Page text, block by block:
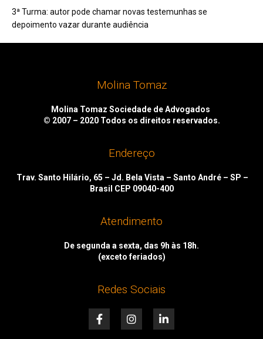
3ª Turma: autor pode chamar novas testemunhas se
depoimento vazar durante audiência
Molina Tomaz
Molina Tomaz Sociedade de Advogados
© 2007 – 2020 Todos os direitos reservados.
Endereço
Trav. Santo Hilário, 65 – Jd. Bela Vista – Santo André – SP –
Brasil CEP 09040-400
Atendimento
De segunda a sexta, das 9h às 18h.
(exceto feriados)
Redes Sociais
F
a
I
n
i